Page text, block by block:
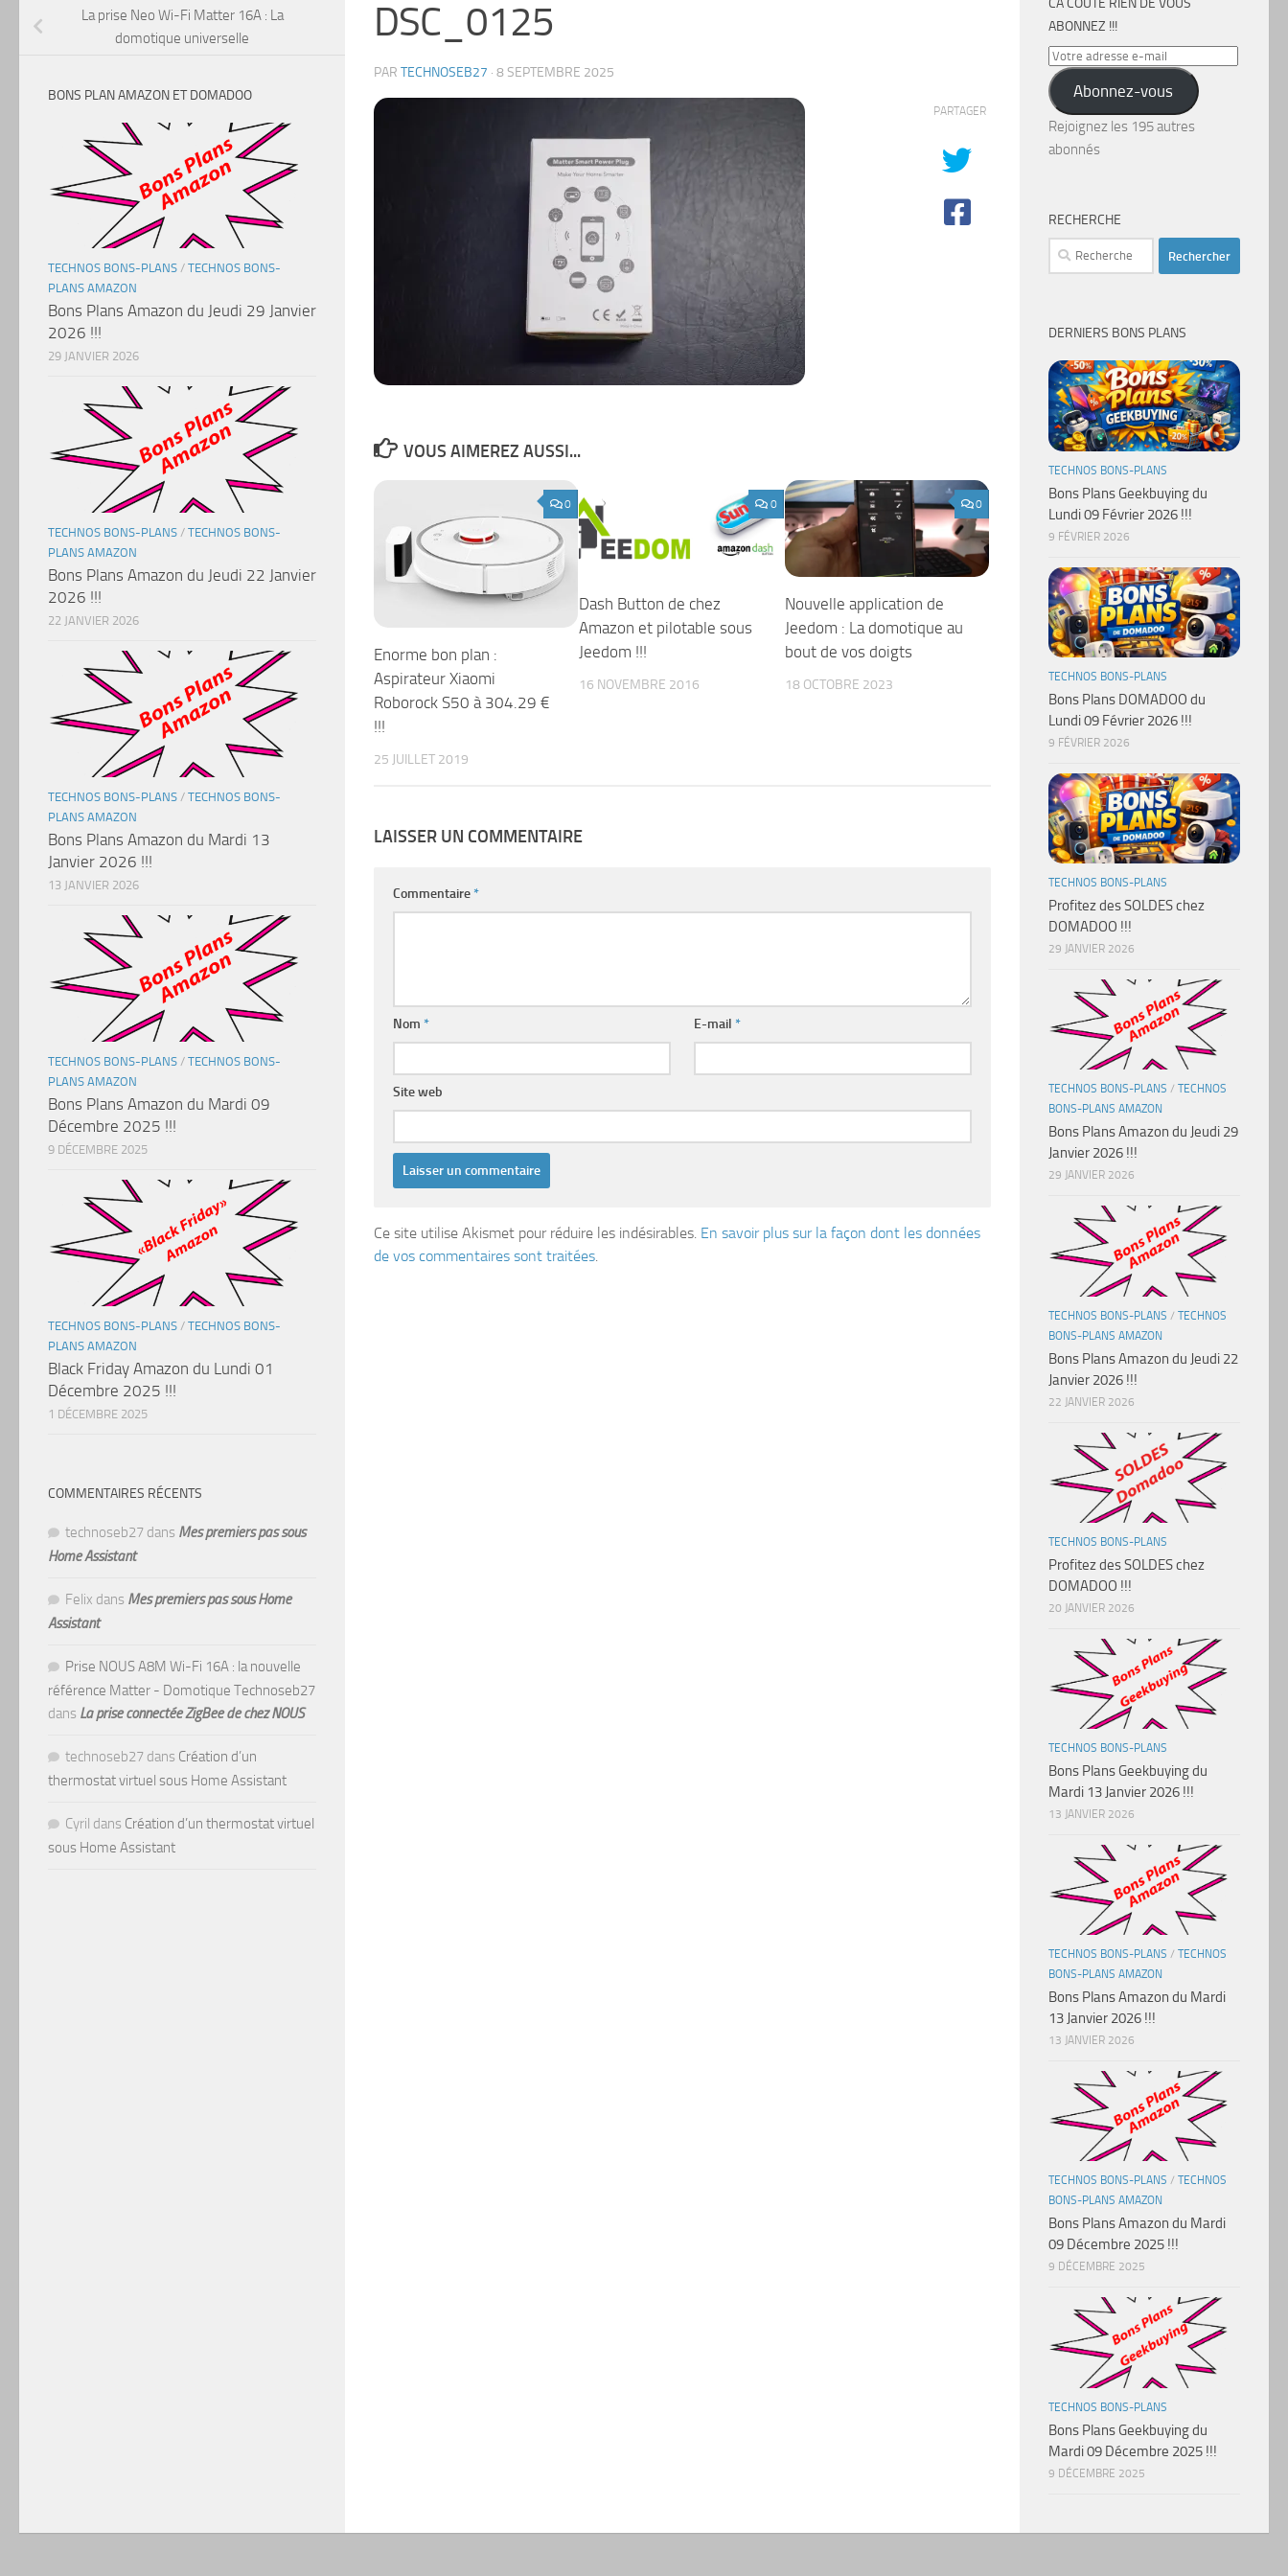
DSC_0125
PAR TECHNOSEB27 · 8 SEPTEMBRE 2025
PARTAGER
VOUS AIMEREZ AUSSI...
0
Enorme bon plan :
Aspirateur Xiaomi
Roborock S50 à 304.29 €
!!!
25 JUILLET 2019
0
Dash Button de chez
Amazon et pilotable sous
Jeedom !!!
16 NOVEMBRE 2016
0
Nouvelle application de
Jeedom : La domotique au
bout de vos doigts
18 OCTOBRE 2023
LAISSER UN COMMENTAIRE
Commentaire*
Nom * E-mail*
Site web
Ce site utilise Akismet pour réduire les indésirables. En savoir plus sur la façon dont les données
de vos commentaires sont traitées.
La prise Neo Wi-Fi Matter 16A : La
domotique universelle
BONS PLAN AMAZON ET DOMADOO
TECHNOS BONS-PLANS / TECHNOS BONS-
PLANS AMAZON
Bons Plans Amazon du Jeudi 29 Janvier
2026 !!!
29 JANVIER 2026
TECHNOS BONS-PLANS / TECHNOS BONS-
PLANS AMAZON
Bons Plans Amazon du Jeudi 22 Janvier
2026 !!!
22 JANVIER 2026
TECHNOS BONS-PLANS / TECHNOS BONS-
PLANS AMAZON
Bons Plans Amazon du Mardi 13
Janvier 2026 !!!
13 JANVIER 2026
TECHNOS BONS-PLANS / TECHNOS BONS-
PLANS AMAZON
Bons Plans Amazon du Mardi 09
Décembre 2025 !!!
9 DÉCEMBRE 2025
TECHNOS BONS-PLANS / TECHNOS BONS-
PLANS AMAZON
Black Friday Amazon du Lundi 01
Décembre 2025 !!!
1 DÉCEMBRE 2025
COMMENTAIRES RÉCENTS
technoseb27 dans Mes premiers pas sous
Home Assistant
Felix dans Mes premiers pas sous Home
Assistant
Prise NOUS A8M Wi-Fi 16A : la nouvelle
référence Matter - Domotique Technoseb27
dans La prise connectée ZigBee de chez NOUS
technoseb27 dans Création d’un
thermostat virtuel sous Home Assistant
Cyril dans Création d’un thermostat virtuel
sous Home Assistant
CA COÛTE RIEN DE VOUS
ABONNEZ !!!
Votre
adresse
e-
mail
Abonnez-vous
Rejoignez les 195 autres
abonnés
RECHERCHE
Rechercher :
DERNIERS BONS PLANS
TECHNOS BONS-PLANS
Bons Plans Geekbuying du
Lundi 09 Février 2026 !!!
9 FÉVRIER 2026
TECHNOS BONS-PLANS
Bons Plans DOMADOO du
Lundi 09 Février 2026 !!!
9 FÉVRIER 2026
TECHNOS BONS-PLANS
Profitez des SOLDES chez
DOMADOO !!!
29 JANVIER 2026
TECHNOS BONS-PLANS / TECHNOS
BONS-PLANS AMAZON
Bons Plans Amazon du Jeudi 29
Janvier 2026 !!!
29 JANVIER 2026
TECHNOS BONS-PLANS / TECHNOS
BONS-PLANS AMAZON
Bons Plans Amazon du Jeudi 22
Janvier 2026 !!!
22 JANVIER 2026
TECHNOS BONS-PLANS
Profitez des SOLDES chez
DOMADOO !!!
20 JANVIER 2026
TECHNOS BONS-PLANS
Bons Plans Geekbuying du
Mardi 13 Janvier 2026 !!!
13 JANVIER 2026
TECHNOS BONS-PLANS / TECHNOS
BONS-PLANS AMAZON
Bons Plans Amazon du Mardi
13 Janvier 2026 !!!
13 JANVIER 2026
TECHNOS BONS-PLANS / TECHNOS
BONS-PLANS AMAZON
Bons Plans Amazon du Mardi
09 Décembre 2025 !!!
9 DÉCEMBRE 2025
TECHNOS BONS-PLANS
Bons Plans Geekbuying du
Mardi 09 Décembre 2025 !!!
9 DÉCEMBRE 2025